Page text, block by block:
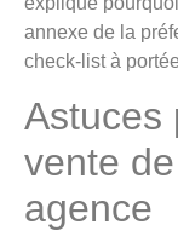
annexe de la
check-list à
Astuces
vente
agence